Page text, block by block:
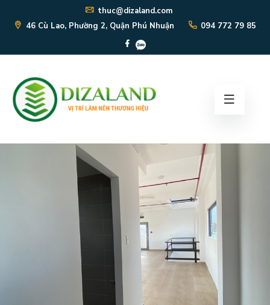
thuc@dizaland.com
46 Cù Lao, Phường 2, Quận Phú Nhuận
094 772 79 85